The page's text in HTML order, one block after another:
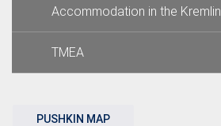
Accommodation in the Kremlin
TMEA
PUSHKIN MAP